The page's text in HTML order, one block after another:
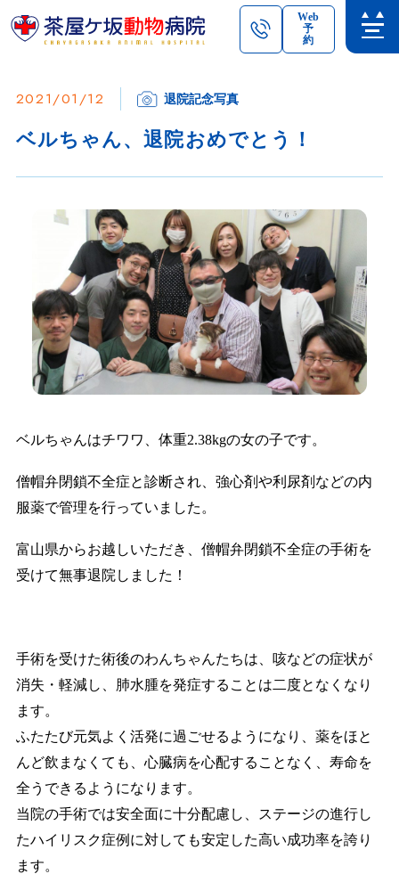
Web
予
約
2021/01/12 退院記念写真
ベルちゃん、退院おめでとう！
ベルちゃんはチワワ、体重2.38kgの女の子です。
僧帽弁閉鎖不全症と診断され、強心剤や利尿剤などの内
服薬で管理を行っていました。
富山県からお越しいただき、僧帽弁閉鎖不全症の手術を
受けて無事退院しました！
手術を受けた術後のわんちゃんたちは、咳などの症状が
消失・軽減し、肺水腫を発症することは二度となくなり
ます。
ふたたび元気よく活発に過ごせるようになり、薬をほと
んど飲まなくても、心臓病を心配することなく、寿命を
全うできるようになります。
当院の手術では安全面に十分配慮し、ステージの進行し
たハイリスク症例に対しても安定した高い成功率を誇り
ます。